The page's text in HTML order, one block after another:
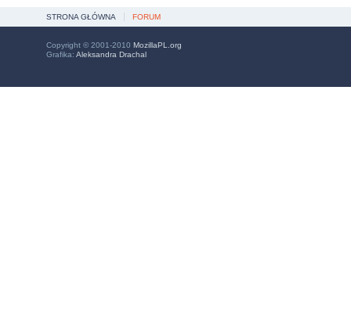
STRONA GŁÓWNA FORUM
Copyright © 2001-2010 MozillaPL.org
Grafika: Aleksandra Drachal